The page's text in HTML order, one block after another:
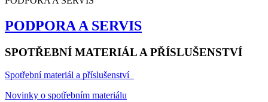
PODPORA A SERVIS
SPOTŘEBNÍ MATERIÁL A PŘÍSLUŠENSTVÍ
Spotřební materiál a příslušenství
Novinky o spotřebním materiálu